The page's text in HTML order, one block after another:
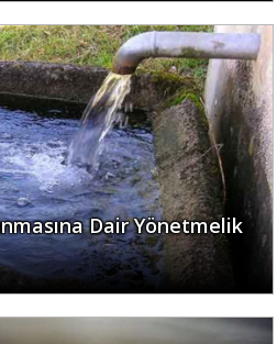
Dair Yönetmelik